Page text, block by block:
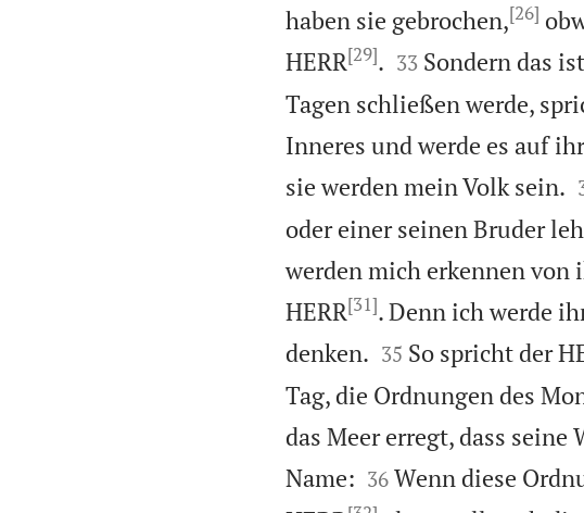
haben sie gebrochen,[26]
HERR[29].
33 Sondern das
Tagen schließen werde,
Inneres und werde es auf
sie werden mein Volk sein.
oder einer seinen Bruder
werden mich erkennen
HERR[31]. Denn ich werde
denken.
35 So spricht der
Tag, die Ordnungen des
das Meer erregt, dass seine
Name:
36 Wenn diese